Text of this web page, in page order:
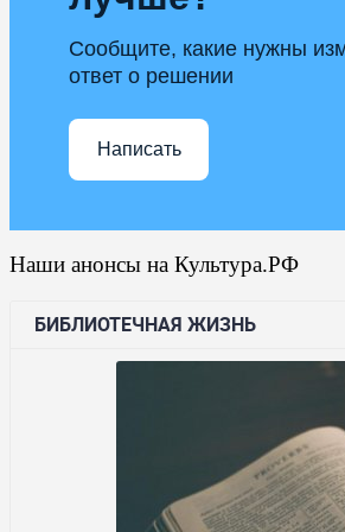
Сообщите, какие нужны
ответ о решении
Написать
Наши анонсы на Культура.РФ